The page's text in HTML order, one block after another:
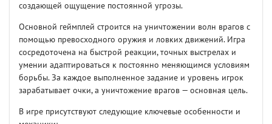
создающей ощущение постоянной угрозы.
Основной геймплей строится на уничтожении волн врагов с
помощью превосходного оружия и ловких движений. Игра
сосредоточена на быстрой реакции, точных выстрелах и
умении адаптироваться к постоянно меняющимся условиям
борьбы. За каждое выполненное задание и уровень игрок
зарабатывает очки, а уничтожение врагов — основная цель.
В игре присутствуют следующие ключевые особенности и